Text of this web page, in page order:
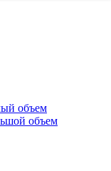
объем
объем